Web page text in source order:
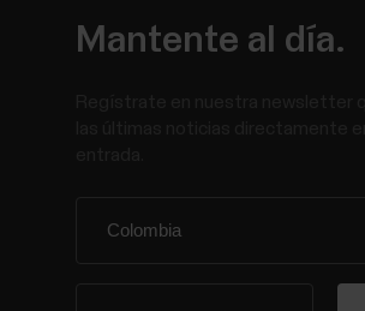
Mantente al día.